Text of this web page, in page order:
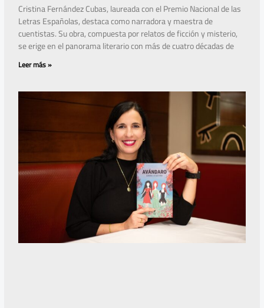
Cristina Fernández Cubas, laureada con el Premio Nacional de las
Letras Españolas, destaca como narradora y maestra de
cuentistas. Su obra, compuesta por relatos de ficción y misterio,
se erige en el panorama literario con más de cuatro décadas de
Leer más »